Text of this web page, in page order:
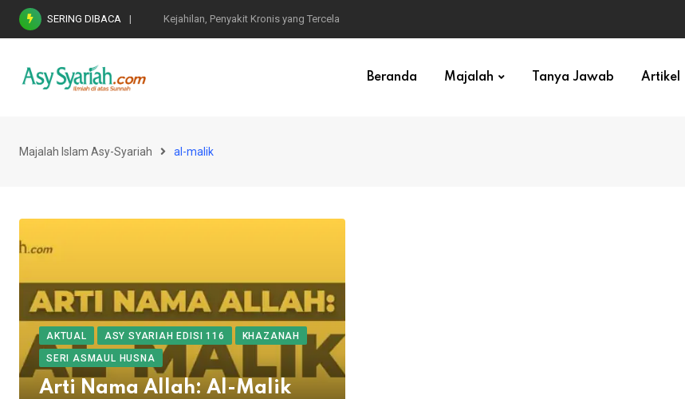
Skip
SERING DIBACA Nasihat Emas di Masa Fitnah (Ujian/Perselisihan)
Beranda Majalah Tanya Jawab Artikel
Majalah Islam Asy-Syariah al-malik
AKTUAL ASY SYARIAH EDISI 116
KHAZANAH
SERI ASMAUL HUSNA
Arti Nama Allah: Al-Malik